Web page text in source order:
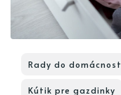
Rady do
Kútik pre gazdinky